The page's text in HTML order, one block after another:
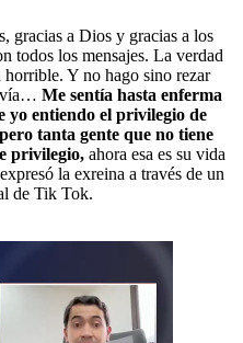
gracias a Dios y gracias a los
todos los mensajes. La verdad
Y no hago sino rezar
Me sentía hasta enferma
yo entiendo el privilegio de
tanta gente que no tiene
privilegio, ahora esa es su vida
la exreina a través de un
de Tik Tok.